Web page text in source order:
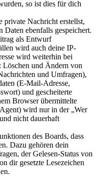
so ist dies für dich
private Nachricht erstellst,
Daten ebenfalls gespeichert.
als Entwurf
wird auch deine IP-
wird weiterhin bei
Löschen und Ändern von
und Umfragen),
(E-Mail-Adresse,
und gescheiterte
Browser übermittelte
wird nur in der „Wer
nicht dauerhaft
des Boards, dass
Dazu gehören dein
der Gelesen-Status von
dir gesetzte Lesezeichen